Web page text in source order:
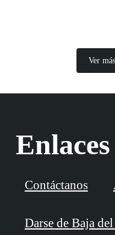
Ver
Contáctanos
Darse de Baja